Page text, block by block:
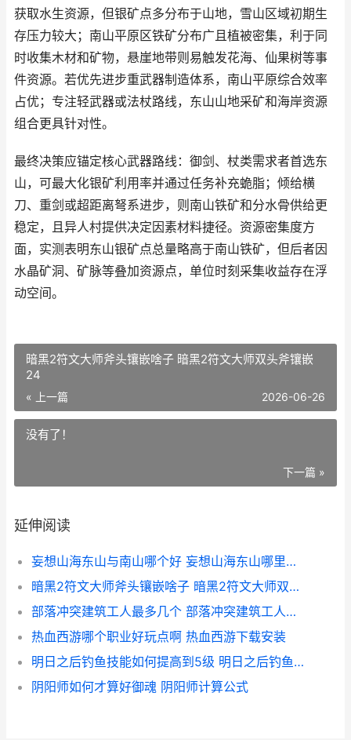
获取水生资源，但银矿点多分布于山地，雪山区域初期生
存压力较大；南山平原区铁矿分布广且植被密集，利于同
时收集木材和矿物，悬崖地带则易触发花海、仙果树等事
件资源。若优先进步重武器制造体系，南山平原综合效率
占优；专注轻武器或法杖路线，东山山地采矿和海岸资源
组合更具针对性。
最终决策应锚定核心武器路线：御剑、杖类需求者首选东
山，可最大化银矿利用率并通过任务补充蛫脂；倾给横
刀、重剑或超距离弩系进步，则南山铁矿和分水骨供给更
稳定，且异人村提供决定因素材料捷径。资源密集度方
面，实测表明东山银矿点总量略高于南山铁矿，但后者因
水晶矿洞、矿脉等叠加资源点，单位时刻采集收益存在浮
动空间。
暗黑2符文大师斧头镶嵌啥子 暗黑2符文大师双头斧镶嵌
24
« 上一篇 2026-06-26
没有了！
下一篇 »
延伸阅读
妄想山海东山与南山哪个好 妄想山海东山哪里最漂亮
暗黑2符文大师斧头镶嵌啥子 暗黑2符文大师双头斧镶嵌24
部落冲突建筑工人最多几个 部落冲突建筑工人药水能减多少时间
热血西游哪个职业好玩点啊 热血西游下载安装
明日之后钓鱼技能如何提高到5级 明日之后钓鱼技能怎么提升到钓鱼专家
阴阳师如何才算好御魂 阴阳师计算公式